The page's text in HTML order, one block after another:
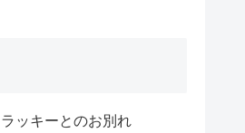
ラッキーとのお別れ